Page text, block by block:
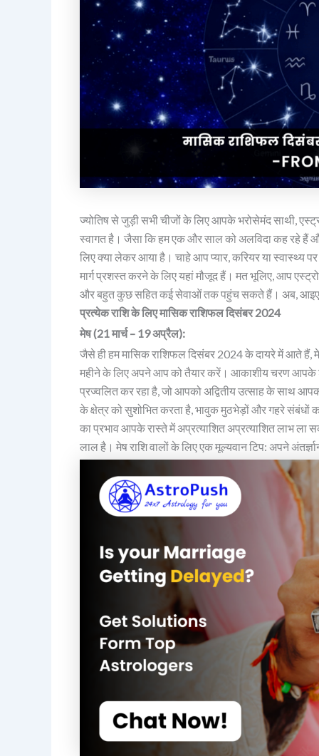
ज्योतिष से जुड़ी सभी चीजों के लिए आपके भरोसेमंद साथी,
स्वागत है। जैसा कि हम एक और साल को अलविदा कह रहे हैं
लिए क्या लेकर आया है। चाहे आप प्यार, करियर या स्वास्थ्य पर
मार्ग प्रशस्त करने के लिए यहां मौजूद हैं। मत भूलिए, आप
और बहुत कुछ सहित कई सेवाओं तक पहुंच सकते हैं। अब, आइए
प्रत्येक राशि के लिए मासिक राशिफल दिसंबर 2024
मेष (21 मार्च – 19 अप्रैल):
जैसे ही हम मासिक राशिफल दिसंबर 2024 के दायरे में आते हैं,
महीने के लिए अपने आप को तैयार करें। आकाशीय चरण आपके
प्रज्वलित कर रहा है, जो आपको अद्वितीय उत्साह के साथ
के क्षेत्र को सुशोभित करता है, भावुक मुठभेड़ों और गहरे संबंधों
का प्रभाव आपके रास्ते में अप्रत्याशित अप्रत्याशित लाभ
लाल है। मेष राशि वालों के लिए एक मूल्यवान टिप: अपने